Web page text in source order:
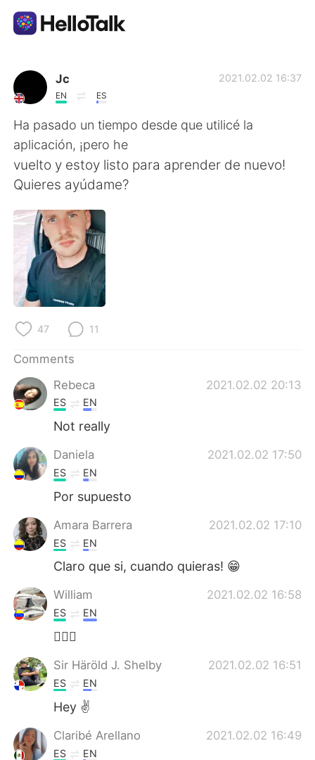
Language Exchange App
AI Grammar Checker
English
简体中文
Español
Français
Русский
Indonesia
Türkçe
Português
Jc
EN ES
2021.02.02 16:37
Ha pasado un tiempo desde que utilicé la
aplicación, ¡pero he
vuelto y estoy listo para aprender de nuevo!
Quieres ayúdame?
47 11
Comments
Rebeca
2021.02.02 20:13
ES EN
Not really
Daniela 2021.02.02 17:50
ES EN
Por supuesto
Amara Barrera 2021.02.02 17:10
ES EN
Claro que si, cuando quieras! 😁
William 2021.02.02 16:58
ES EN
🙋🏻‍♂️
Sir Häröld J. Shelby 2021.02.02 16:51
ES EN
Hey ✌
Claribé Arellano 2021.02.02 16:49
ES EN